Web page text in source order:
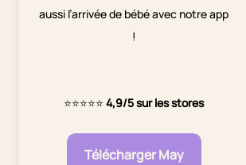
aussi l’arrivée de bébé avec notre app
!
⭐⭐⭐⭐⭐ 4,9/5 sur les stores
Télécharger May